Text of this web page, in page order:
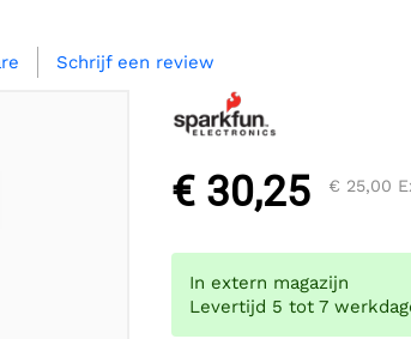
Schrijf een review
€ 30,25 € 25,00
In extern magazijn
Levertijd 5 tot 7